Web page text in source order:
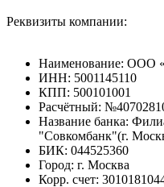
Реквизиты компании:
Наименование: ООО
ИНН: 5001145110
КПП: 500101001
Расчётный:
Название банка:
"Совкомбанк"(г.
БИК: 044525360
Город: г. Москва
Корр. счет: